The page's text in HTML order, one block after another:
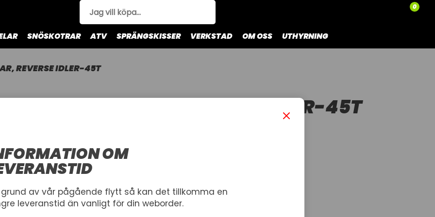
0
SNÖSKOTRAR ATV SPRÄNGSKISSER VERKSTAD OM OSS UTHYRNING
REVERSE IDLER-45T
GEAR, REVERSE IDLER-45T
Artnr.
1 908,00 kr
Inkl. moms
OM
grund av vår pågående flytt så kan det tillkomma en
leveranstid än vanligt för din weborder.